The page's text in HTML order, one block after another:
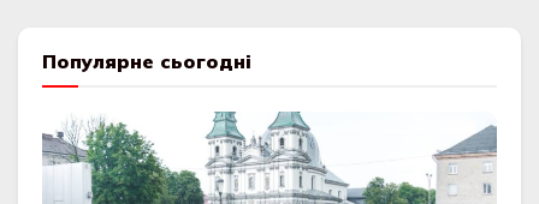
Популярне сьогодні